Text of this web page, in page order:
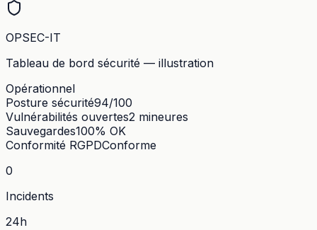
OPSEC-IT
Tableau de bord sécurité — illustration
Opérationnel
Posture sécurité94/100
Vulnérabilités ouvertes2 mineures
Sauvegardes100% OK
Conformité RGPDConforme
0
Incidents
24h